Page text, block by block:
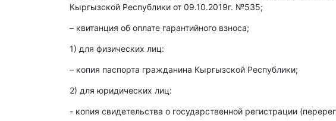
Кыргызской Республики от 09.10.2019г. №535;
– квитанция об оплате гарантийного взноса;
1) для физических лиц:
– копия паспорта гражданина Кыргызской Республики;
2) для юридических лиц:
- копия свидетельства о государственной регистрации